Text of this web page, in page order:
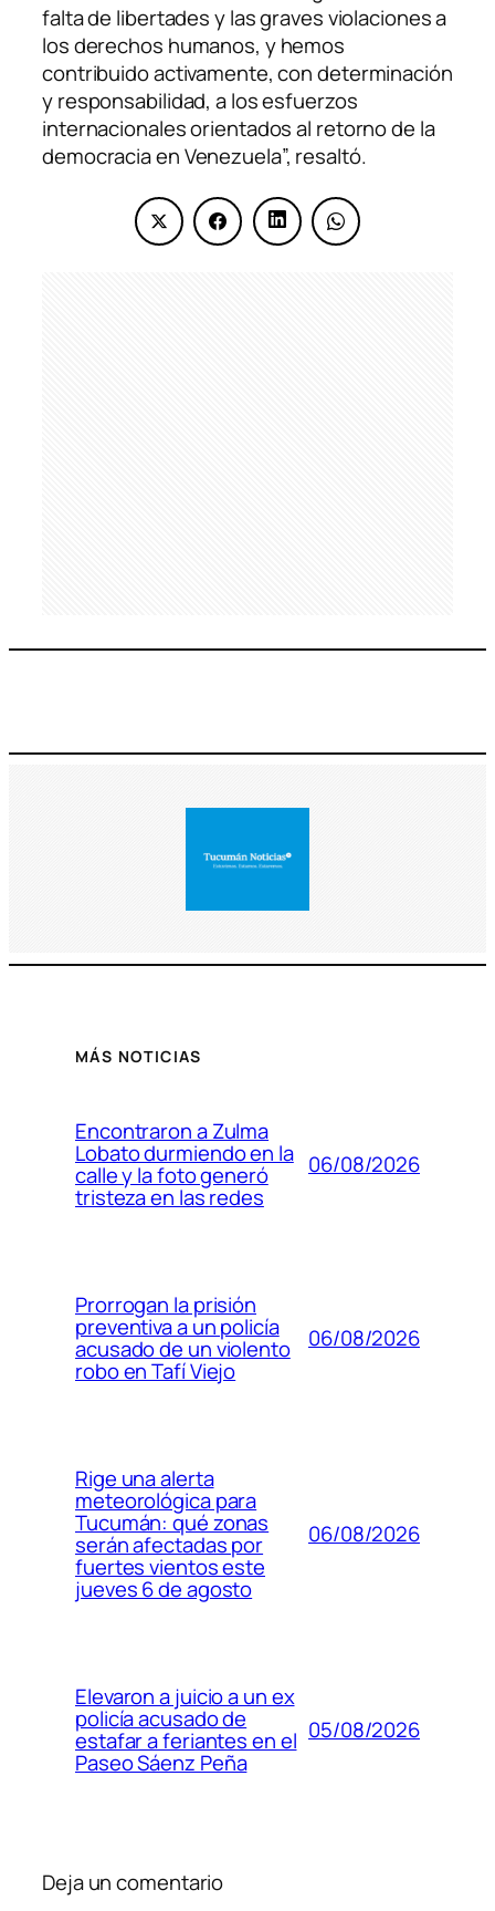
falta de libertades y las graves violaciones a
los derechos humanos, y hemos
contribuido activamente, con determinación
y responsabilidad, a los esfuerzos
internacionales orientados al retorno de la
democracia en Venezuela”, resaltó.
MÁS NOTICIAS
Encontraron a Zulma
Lobato durmiendo en la
calle y la foto generó
tristeza en las redes
06/08/2026
Prorrogan la prisión
preventiva a un policía
acusado de un violento
robo en Tafí Viejo
06/08/2026
Rige una alerta
meteorológica para
Tucumán: qué zonas
serán afectadas por
fuertes vientos este
jueves 6 de agosto
06/08/2026
Elevaron a juicio a un ex
policía acusado de
estafar a feriantes en el
Paseo Sáenz Peña
05/08/2026
Deja un comentario